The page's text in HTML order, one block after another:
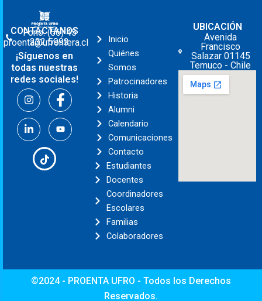
CONTÁCTANOS
Fono: (56) 45
232 5992
proenta@ufrontera.cl
¡Síguenos en
todas nuestras
redes sociales!
Inicio
Quiénes
Somos
Patrocinadores
Historia
Alumni
Calendario
Comunicaciones
Contacto
Estudiantes
Docentes
Coordinadores
Escolares
Familias
Colaboradores
UBICACIÓN
Avenida
Francisco
Salazar 01145
Temuco - Chile
©2024 - PROENTA UFRO - Todos los Derechos
Reservados.